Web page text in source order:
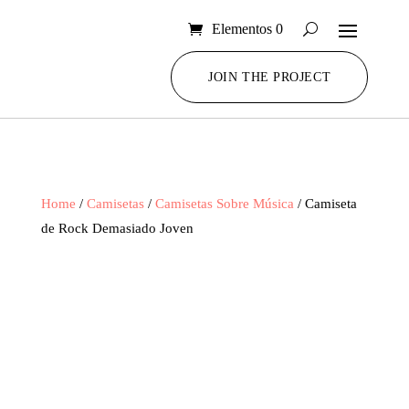
Elementos 0
JOIN THE PROJECT
Home / Camisetas/ Camisetas Sobre Música / Camiseta
de Rock Demasiado Joven